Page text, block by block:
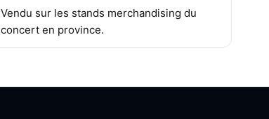
Vendu sur les stands merchandising du
concert en province.